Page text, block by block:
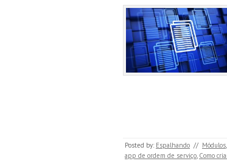
Posted by: Espalhando // Módulos,
app de ordem de serviço, Como